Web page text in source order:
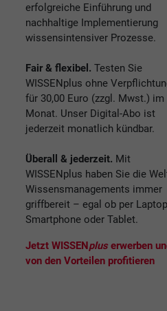
erfolgreiche Einführung und
nachhaltige Implementierung
wissensintensiver Prozesse.
Fair & flexibel. Testen Sie
WISSENplus ohne
für 30,00 Euro (zzgl. Mwst.) im
Monat. Unser Digital-Abo ist
jederzeit monatlich kündbar.
Überall & jederzeit. Mit
WISSENplus haben Sie die
Wissensmanagements immer
griffbereit – egal ob per
Smartphone oder Tablet.
Jetzt WISSENplus erwerben
von den Vorteilen profitieren